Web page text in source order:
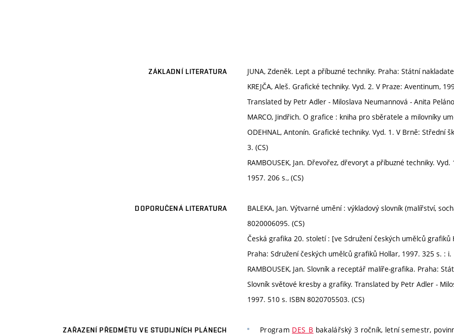
ZÁKLADNÍ LITERATURA
JUNA, Zdeněk. Lept a příbuzné techniky. Praha: Státní
KREJČA, Aleš. Grafické techniky. Vyd. 2. V Praze: Aventinum,
Translated by Petr Adler - Miloslava Neumannová - Anita
MARCO, Jindřich. O grafice : kniha pro sběratele a milovníky
ODEHNAL, Antonín. Grafické techniky. Vyd. 1. V Brně: Střední
3. (CS)
RAMBOUSEK, Jan. Dřevořez, dřevoryt a příbuzné techniky.
1957. 206 s., (CS)
DOPORUČENÁ LITERATURA
BALEKA, Jan. Výtvarné umění : výkladový slovník (malířství,
8020006095. (CS)
Česká grafika 20. století : [ve Sdružení českých umělců
Praha: Sdružení českých umělců grafiků Hollar, 1997. 325 s. : i.
RAMBOUSEK, Jan. Slovník a receptář malíře-grafika. Praha:
Slovník světové kresby a grafiky. Translated by Petr Adler -
1997. 510 s. ISBN 8020705503. (CS)
ZAŘAZENÍ PŘEDMĚTU VE STUDIJNÍCH PLÁNECH Program DES_B bakalářský 3 ročník, letní semestr,